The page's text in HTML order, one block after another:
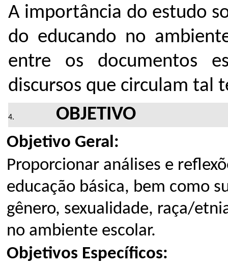
A importância do estudo
do educando no
entre os documentos
discursos que circulam tal
OBJETIVO
Objetivo Geral:
Proporcionar análises e
educação básica, bem como
gênero, sexualidade, raça/
no ambiente escolar.
Objetivos Específicos: